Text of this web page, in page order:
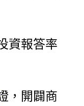
資報答率
，開闢商